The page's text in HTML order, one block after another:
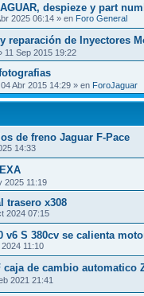
despieze y part
2025 06:14 » en Foro General
reparación de Inyectores
11 Sep 2015 19:22
04 Abr 2015 14:29 » en ForoJaguar
de freno Jaguar F-Pace
14:33
2025 11:19
trasero x308
2024 07:15
v6 S 380cv se calienta
11:10
de cambio automatico
2021 21:41